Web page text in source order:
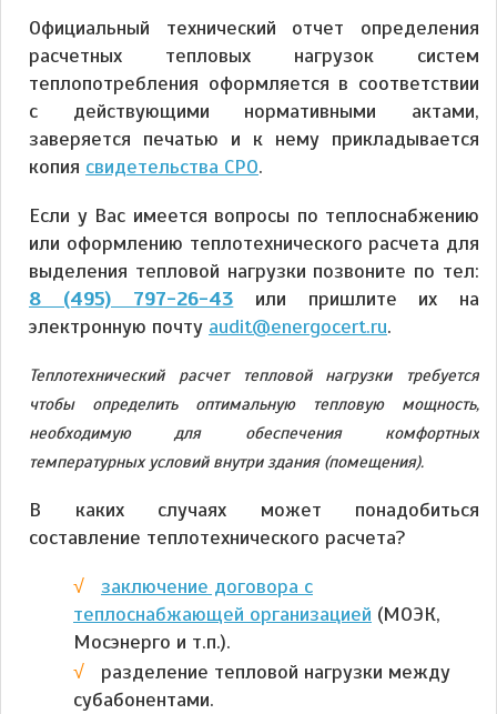
Официальный технический отчет определения
расчетных тепловых нагрузок систем
теплопотребления оформляется в соответствии
с действующими нормативными актами,
заверяется печатью и к нему прикладывается
копия свидетельства СРО.
Если у Вас имеется вопросы по теплоснабжению
или оформлению теплотехнического расчета для
выделения тепловой нагрузки позвоните по тел:
8 (495) 797-26-43 или пришлите их на
электронную почту audit@energocert.ru.
Теплотехнический расчет тепловой нагрузки требуется
чтобы определить оптимальную тепловую мощность,
необходимую для обеспечения комфортных
температурных условий внутри здания (помещения).
В каких случаях может понадобиться
составление теплотехнического расчета?
заключение договора с
теплоснабжающей организацией (МОЭК,
Мосэнерго и т.п.).
разделение тепловой нагрузки между
субабонентами.